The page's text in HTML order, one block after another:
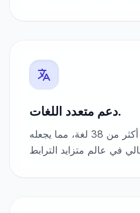
دعم متعدد اللغات.
يدعم ذكاؤنا الاصطناعي أكثر من 38 لغة، مما يجعله